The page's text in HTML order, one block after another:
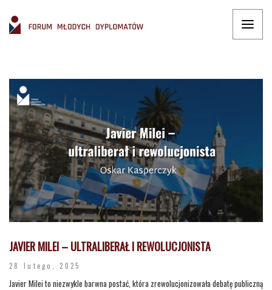
JAVIER MILEI – ULTRALIBERAŁ I REWOLUCJONISTA
28 lutego, 2025
Javier Milei to niezwykle barwna postać, która zrewolucjonizowała debatę publiczną